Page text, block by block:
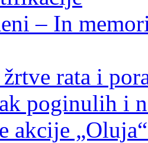
– In
žrtve rata i
poginulih i
akcije